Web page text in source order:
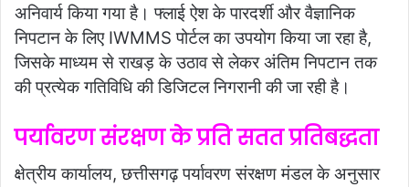
अनिवार्य किया गया है। फ्लाई ऐश के पारदर्शी और वैज्ञानिक
निपटान के लिए IWMMS पोर्टल का उपयोग किया जा रहा है,
जिसके माध्यम से राखड़ के उठाव से लेकर अंतिम निपटान तक
की प्रत्येक गतिविधि की डिजिटल निगरानी की जा रही है।
पर्यावरण संरक्षण के प्रति सतत प्रतिबद्धता
क्षेत्रीय कार्यालय, छत्तीसगढ़ पर्यावरण संरक्षण मंडल के अनुसार